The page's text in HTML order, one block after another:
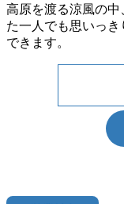
高原を渡る涼風の中
た一人でも思いっ
できます。